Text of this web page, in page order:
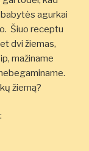
agurkai
Šiuo receptu
dvi žiemas,
mažiname
žiemą?